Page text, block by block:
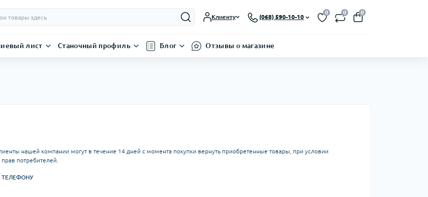
Клиенту (068) 590-10-10
0 0 0
лист Станочный профиль Блог Отзывы о магазине
нашей компании могут в течение 14 дней с момента покупки вернуть приобретенные товары, при условии
потребителей.
ТЕЛЕФОНУ